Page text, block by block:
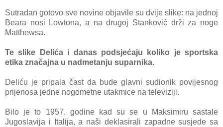
Sutradan gotovo sve novine objavile su dvije slike: na jednoj
Beara nosi Lowtona, a na drugoj Stanković drži za noge
Matthewsa.
Te slike Delića i danas podsjećaju koliko je sportska
etika značajna u nadmetanju suparnika.
Deliću je pripala čast da bude glavni sudionik povijesnog
prijenosa jedne nogometne utakmice na televiziji.
Bilo je to 1957. godine kad su se u Maksimiru sastale
Jugoslavija i Italija, a naši deklasirali zapadne susjede sa